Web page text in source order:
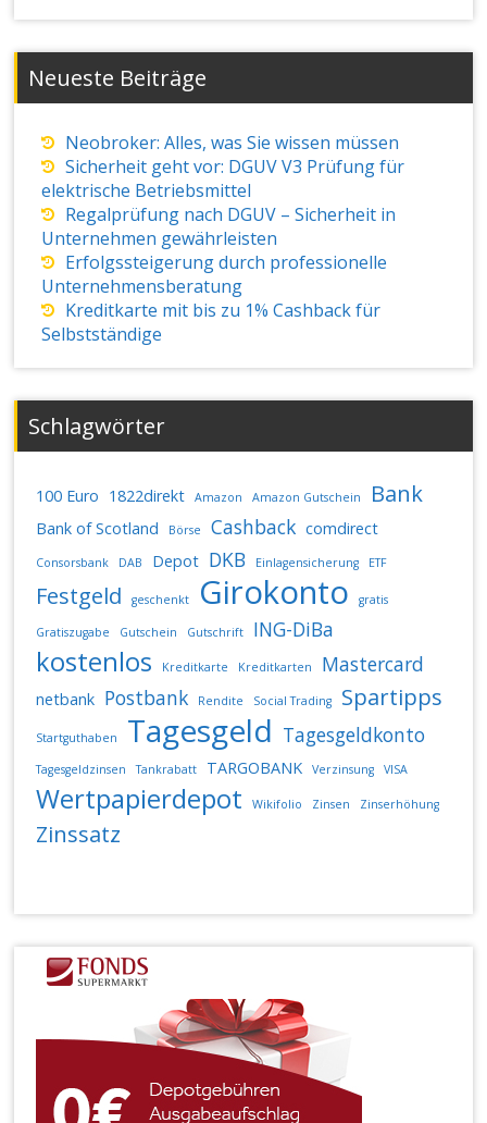
Neueste Beiträge
Neobroker: Alles, was Sie wissen müssen
Sicherheit geht vor: DGUV V3 Prüfung für
elektrische Betriebsmittel
Regalprüfung nach DGUV – Sicherheit in
Unternehmen gewährleisten
Erfolgssteigerung durch professionelle
Unternehmensberatung
Kreditkarte mit bis zu 1% Cashback für
Selbstständige
Schlagwörter
100 Euro 1822direkt Amazon Amazon Gutschein Bank
Bank of Scotland Börse Cashback comdirect
Consorsbank DAB Depot DKB Einlagensicherung ETF
Festgeld geschenkt Girokonto gratis
Gratiszugabe Gutschein Gutschrift ING-DiBa
kostenlos Kreditkarte Kreditkarten Mastercard
netbank Postbank Rendite Social Trading Spartipps
Startguthaben Tagesgeld Tagesgeldkonto
Tagesgeldzinsen Tankrabatt TARGOBANK Verzinsung VISA
Wertpapierdepot Wikifolio Zinsen Zinserhöhung
Zinssatz